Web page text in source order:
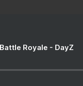
Royale - DayZ